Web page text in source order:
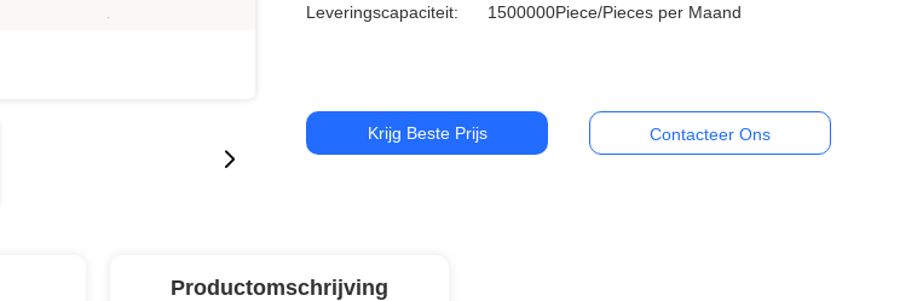
Leveringscapaciteit: 1500000Piece/Pieces per Maand
Krijg Beste Prijs Contacteer Ons
Productomschrijving